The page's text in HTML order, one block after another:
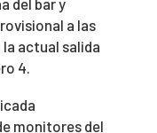
a las
actual salida
4.
monitores del